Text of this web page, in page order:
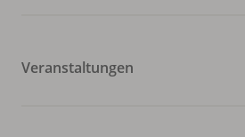
Veranstaltungen